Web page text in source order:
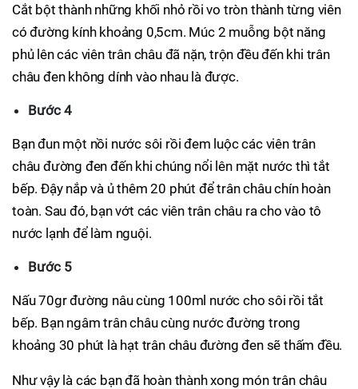
Cắt bột thành những khối nhỏ rồi vo tròn thành từng viên
có đường kính khoảng 0,5cm. Múc 2 muỗng bột năng
phủ lên các viên trân châu đã nặn, trộn đều đến khi trân
châu đen không dính vào nhau là được.
Bước 4
Bạn đun một nồi nước sôi rồi đem luộc các viên trân
châu đường đen đến khi chúng nổi lên mặt nước thì tắt
bếp. Đậy nắp và ủ thêm 20 phút để trân châu chín hoàn
toàn. Sau đó, bạn vớt các viên trân châu ra cho vào tô
nước lạnh để làm nguội.
Bước 5
Nấu 70gr đường nâu cùng 100ml nước cho sôi rồi tắt
bếp. Bạn ngâm trân châu cùng nước đường trong
khoảng 30 phút là hạt trân châu đường đen sẽ thấm đều.
Như vậy là các bạn đã hoàn thành xong món trân châu